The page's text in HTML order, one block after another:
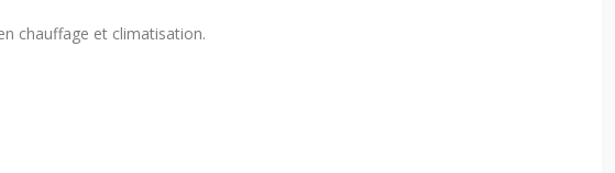
chauffage et climatisation.